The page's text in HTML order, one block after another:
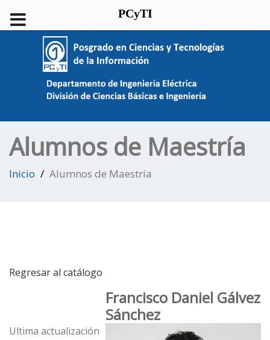
Alumnos de Maestría
Inicio Alumnos de Maestría
Regresar al catálogo
Francisco Daniel Gálvez
Sánchez
Ultima actualización
PCyTI